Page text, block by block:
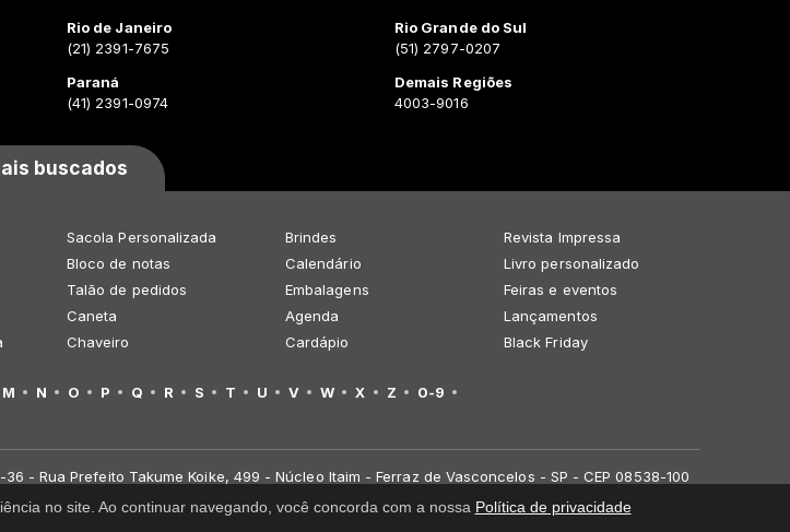
Rio de Janeiro
(21) 2391-7675
Paraná
(41) 2391-0974
Rio Grande do Sul
(51) 2797-0207
Demais Regiões
4003-9016
buscados
Sacola Personalizada
Bloco de notas
Talão de pedidos
Caneta
Chaveiro
Brindes
Calendário
Embalagens
Agenda
Cardápio
Revista Impressa
Livro personalizado
Feiras e eventos
Lançamentos
Black Friday
M N O P Q R S T U V W X Z 0-9
36 - Rua Prefeito Takume Koike, 499 - Núcleo Itaim - Ferraz de Vasconcelos - SP - CEP 08538-100
no site. Ao continuar navegando, você concorda com a nossa Política de privacidade